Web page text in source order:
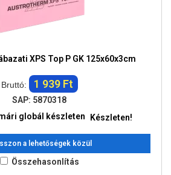
XPS Top P GK 125x60x3cm
Bruttó: 1 939 Ft
SAP: 5870318
Készleten!
a lehetőségek közül
Összehasonlítás